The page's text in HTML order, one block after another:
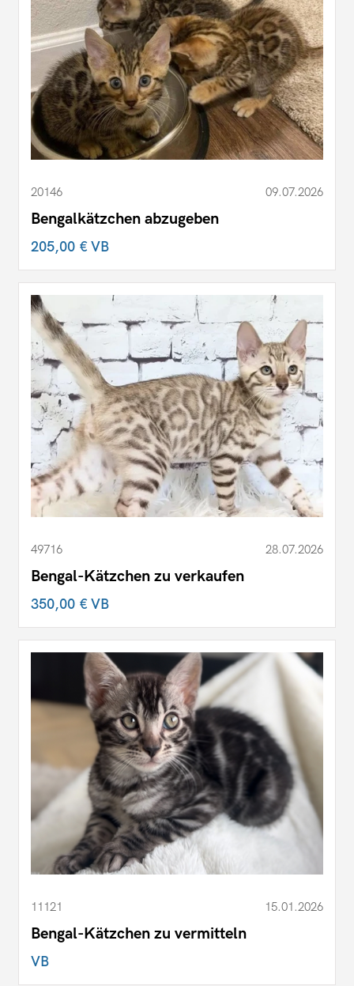
20146 09.07.2026
Bengalkätzchen abzugeben
205,00 €VB
49716 28.07.2026
Bengal-Kätzchen zu verkaufen
350,00 €VB
11121 15.01.2026
Bengal-Kätzchen zu vermitteln
VB